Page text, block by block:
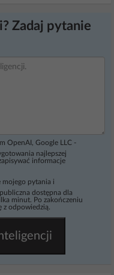
Zadaj pytanie
OpenAI, Google LLC -
najlepszej
informacje
mojego pytania i
dostępna dla
minut. Po zakończeniu
z odpowiedzią.